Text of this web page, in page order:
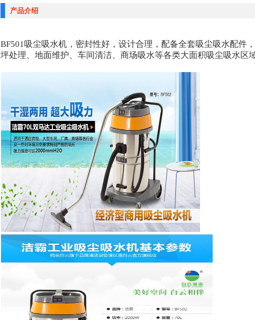
产品介绍
BF501吸尘吸水机，密封性好，设计合理，配备全套吸尘吸水配件
坪处理、地面维护、车间清洁、商场吸水等各类大面积吸尘吸水区域